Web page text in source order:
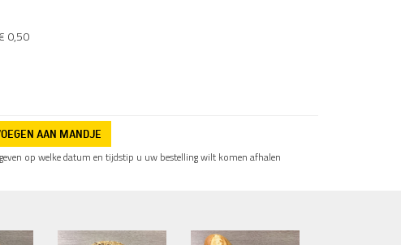
0,50
AAN MANDJE
op welke datum en tijdstip u uw bestelling wilt komen afhalen